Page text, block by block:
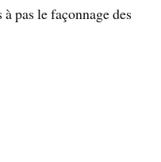
pas le façonnage des